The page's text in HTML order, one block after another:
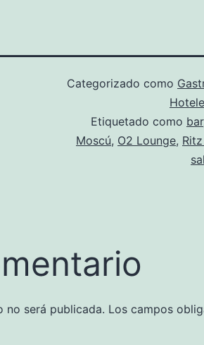
Categorizado como
Etiquetado como bar
Moscú, O2 Lounge,
no será publicada. Los campos